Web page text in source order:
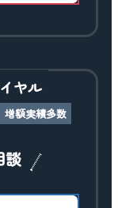
ヤル
増額実績多数
談